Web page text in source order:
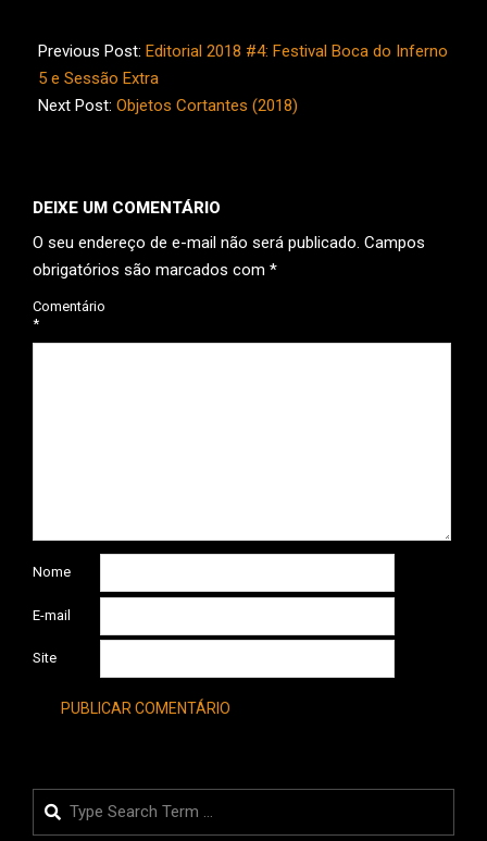
12-
17
Previous Post: Editorial 2018 #4: Festival Boca do Inferno
5 e Sessão Extra
Next Post: Objetos Cortantes (2018)
DEIXE UM COMENTÁRIO
O seu endereço de e-mail não será publicado. Campos
obrigatórios são marcados com *
Comentário
*
Nome
E-mail
Site
Search